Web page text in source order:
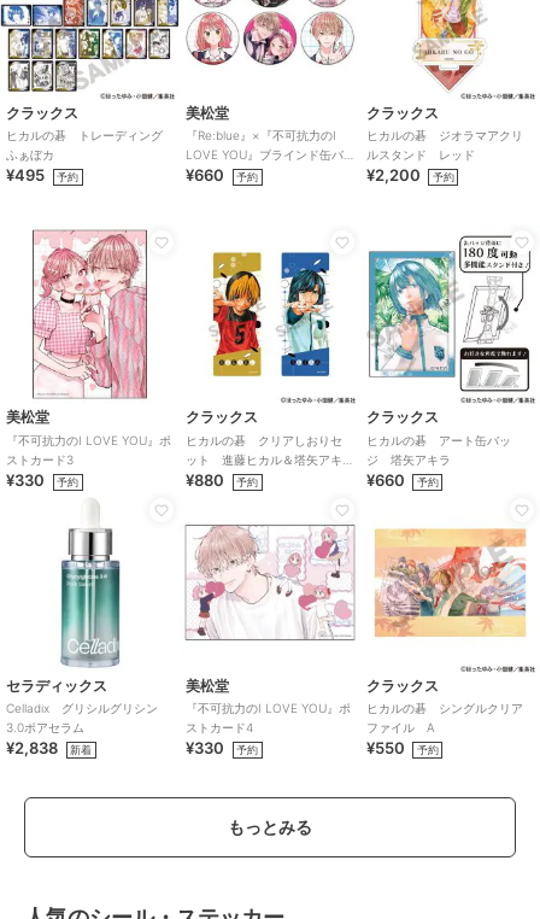
クラックス
ヒカルの碁 トレーディング
ふぁぼカ
¥495 予約
美松堂
『Re:blue』×『不可抗力のI
LOVE YOU』ブラインド缶バ
ッジ（全6種）
¥660 予約
クラックス
ヒカルの碁 ジオラマアクリ
ルスタンド レッド
¥2,200 予約
美松堂
『不可抗力のI LOVE YOU』ポ
ストカード3
¥330 予約
クラックス
ヒカルの碁 クリアしおりセ
ット 進藤ヒカル＆塔矢アキ
ラ
¥880 予約
クラックス
ヒカルの碁 アート缶バッ
ジ 塔矢アキラ
¥660 予約
セラディックス
Celladix グリシルグリシン
3.0ポアセラム
¥2,838 新着
美松堂
『不可抗力のI LOVE YOU』ポ
ストカード4
¥330 予約
クラックス
ヒカルの碁 シングルクリア
ファイル A
¥550 予約
もっとみる